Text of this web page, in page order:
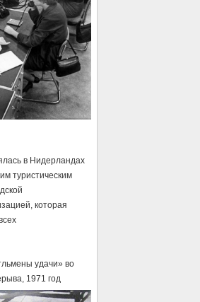
в Нидерландах
туристическим
которая
удачи» во
1971 год